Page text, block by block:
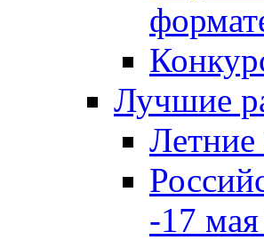
Лучшие
Летние
-17